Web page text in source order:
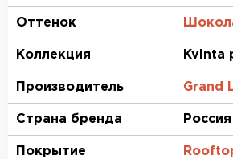
Оттенок
Коллекция Kvinta
Производитель Grand
Страна бренда Россия
Покрытие